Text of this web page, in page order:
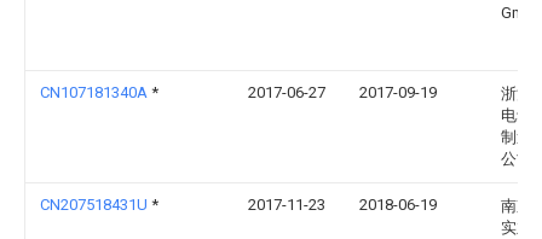
Gmbh
CN107181340A * 2017-06-27 2017-09-19
浙江
电动
制造
公司
CN207518431U * 2017-11-23 2018-06-19
南京
实业